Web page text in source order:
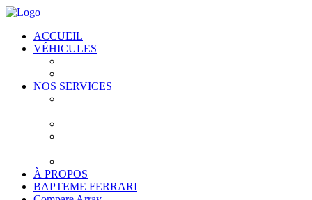
ACCUEIL
VÉHICULES
NOS SERVICES
À PROPOS
BAPTEME FERRARI